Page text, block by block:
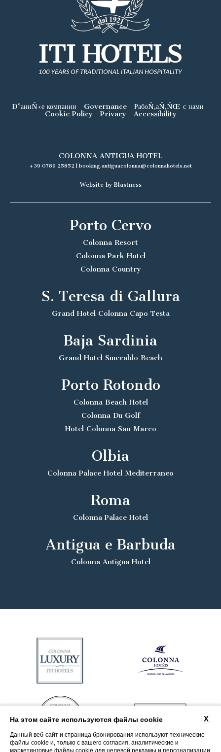
Ð”аннÑ‹е компании Governance
РабоÑ‚аÑ‚ÑŒ с нами
Cookie Policy
Privacy Accessibility
COLONNA ANTIGUA HOTEL
+39 0789 25852 | booking.antiguacolonna@colonnahotels.net
Website by Blastness
Porto Cervo
Colonna Resort
Colonna Park Hotel
Colonna Country
S. Teresa di Gallura
Grand Hotel Colonna Capo Testa
Baja Sardinia
Grand Hotel Smeraldo Beach
Porto Rotondo
Colonna Beach Hotel
Colonna Du Golf
Hotel Colonna San Marco
Olbia
Colonna Palace Hotel Mediterraneo
Roma
Colonna Palace Hotel
Antigua e Barbuda
Colonna Antigua Hotel
X
На этом сайте используются файлы cookie
Данный веб-сайт и страница бронирования используют технические
файлы cookie и, только с вашего согласия, аналитические и
маркетинговые файлы cookie для целевой рекламы и персонализации